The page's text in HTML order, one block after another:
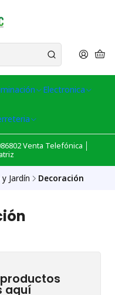
Electronica
Venta Telefónica │
Jardín Decoración
aquí